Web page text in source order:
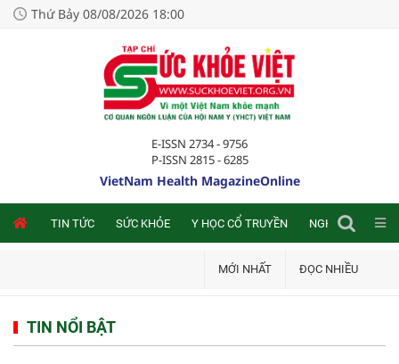
Thứ Bảy 08/08/2026 18:00
E-ISSN 2734 - 9756
P-ISSN 2815 - 6285
VietNam Health MagazineOnline
TIN TỨC SỨC KHỎE Y HỌC CỔ TRUYỀN NGHIÊN CỨU
MỚI NHẤT ĐỌC NHIỀU
TIN NỔI BẬT